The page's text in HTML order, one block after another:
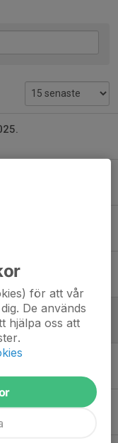
för att vår
De används
hjälpa oss att